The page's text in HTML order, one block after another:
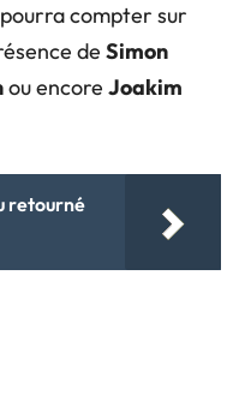
compter sur
de Simon
ou encore Joakim
retourné